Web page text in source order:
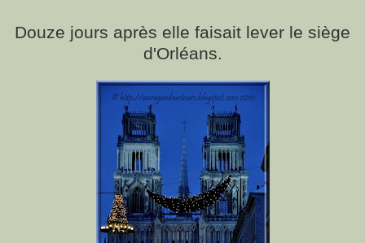
Douze jours après elle faisait lever le siège
d'Orléans.